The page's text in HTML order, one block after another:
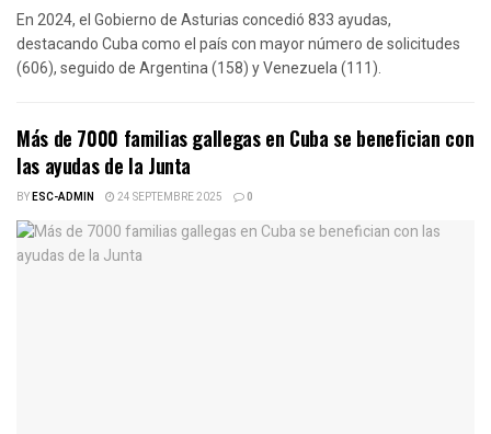
En 2024, el Gobierno de Asturias concedió 833 ayudas,
destacando Cuba como el país con mayor número de solicitudes
(606), seguido de Argentina (158) y Venezuela (111).
Más de 7000 familias gallegas en Cuba se benefician con
las ayudas de la Junta
BYESC-ADMIN 24 SEPTEMBRE 2025 0